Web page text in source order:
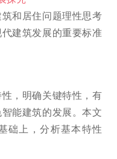
和居住问题理性思考
建筑发展的重要标准
，明确关键特性，有
能建筑的发展。本文
础上，分析基本特性